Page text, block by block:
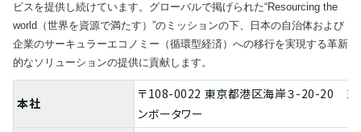
ビスを提供し続けています。グローバルで掲げられた“Resourcing the
world（世界を資源で満たす）”のミッションの下、日本の自治体および
企業のサーキュラーエコノミー（循環型経済）への移行を実現する革新
的なソリューションの提供に貢献します。
本社
〒108-0022 東京都港区海岸３-20-20 ヨ
ンボータワー